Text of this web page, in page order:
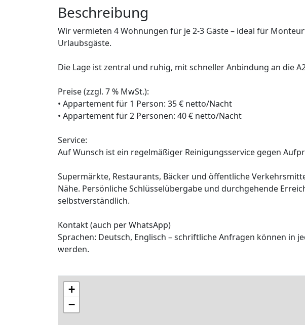
Beschreibung
Wir vermieten 4 Wohnungen für je 2-3 Gäste – ideal für
Urlaubsgäste.
Die Lage ist zentral und ruhig, mit schneller Anbindung an die
Preise (zzgl. 7 % MwSt.):
• Appartement für 1 Person: 35 € netto/Nacht
• Appartement für 2 Personen: 40 € netto/Nacht
Service:
Auf Wunsch ist ein regelmäßiger Reinigungsservice gegen
Supermärkte, Restaurants, Bäcker und öffentliche
Nähe. Persönliche Schlüsselübergabe und durchgehende
selbstverständlich.
Kontakt (auch per WhatsApp)
Sprachen: Deutsch, Englisch – schriftliche Anfragen können in
werden.
+
−